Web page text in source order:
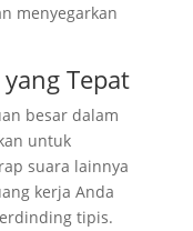
menyegarkan
Tepat
besar dalam
untuk
suara lainnya
kerja Anda
tipis.